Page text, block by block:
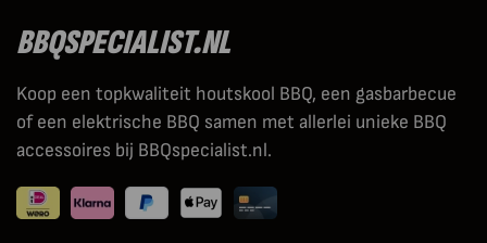
BBQSPECIALIST.NL
Koop een topkwaliteit houtskool BBQ, een gasbarbecue
of een elektrische BBQ samen met allerlei unieke BBQ
accessoires bij BBQspecialist.nl.